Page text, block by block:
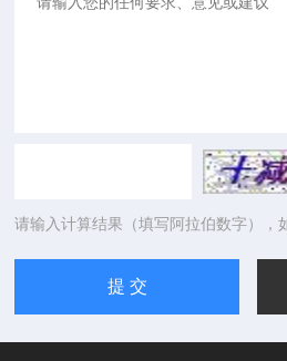
请输入计算结果（填写阿拉伯数字），